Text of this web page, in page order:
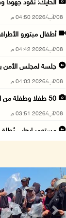
الحايك: نقود جهودا
08/آب/2026 04:50 م
أطفال مبتورو
08/آب/2026 04:42 م
جلسة لمجلس الأمن
08/آب/2026 04:03 م
50 طفلا وطفلة من القدس يستعدون للمغادرة إلى ا ...
08/آب/2026 03:51 م
مستعمر إرهابي
08/آب/2026 02:26 م
الرئيس يستقبل
08/آب/2026 02:11 م
Next